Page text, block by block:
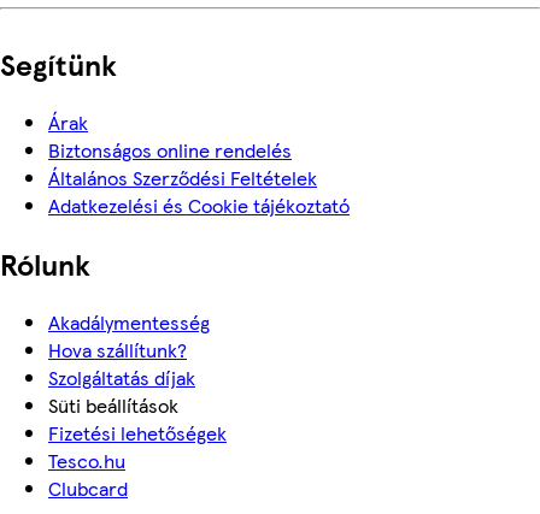
Segítünk
Árak
Biztonságos online rendelés
Általános Szerződési Feltételek
Adatkezelési és Cookie tájékoztató
Rólunk
Akadálymentesség
Hova szállítunk?
Szolgáltatás díjak
Süti beállítások
Fizetési lehetőségek
Tesco.hu
Clubcard